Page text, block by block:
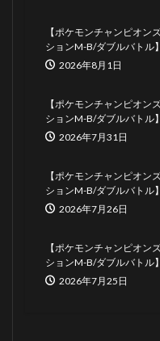
【ポケモンチャンピオン
ションM-B/ダブルバトル】
2026年8月1日
【ポケモンチャンピオン
ションM-B/ダブルバトル】
2026年7月31日
【ポケモンチャンピオン
ションM-B/ダブルバトル】
2026年7月26日
【ポケモンチャンピオン
ションM-B/ダブルバトル】
2026年7月25日